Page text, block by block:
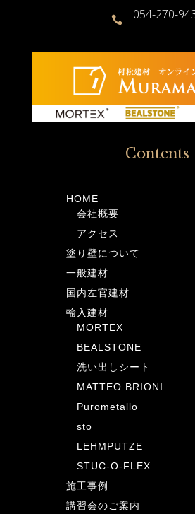
 054-270-
Contents
HOME
会社概要
アクセス
塗り壁について
一般建材
国内左官建材
輸入建材
MORTEX
BEALSTONE
洗い出しシート
MATTEO BRIONI
Purometallo
sto
LEHMPUTZE
STUC-O-FLEX
施工事例
講習会のご案内